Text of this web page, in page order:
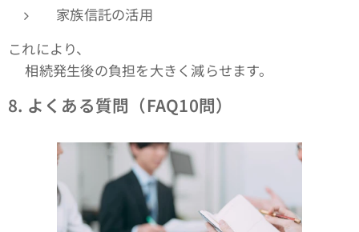
家族信託の活用
これにより、
👉相続発生後の負担を大きく減らせます。
8. よくある質問（FAQ10問）